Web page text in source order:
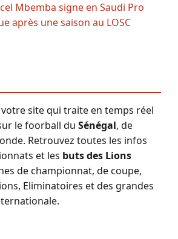
Mbemba signe en Saudi Pro
après une saison au LOSC
site qui traite en temps réel
le foorball du Sénégal, de
Retrouvez toutes les infos
et les buts des Lions
de championnat, de coupe,
Eliminatoires et des grandes